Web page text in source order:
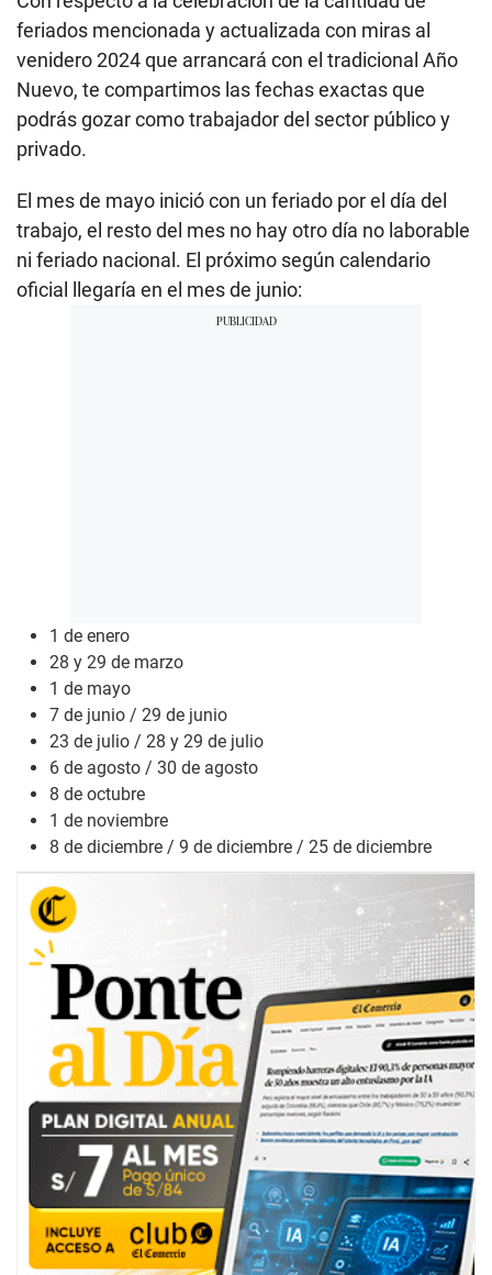
feriados mencionada y actualizada con miras al
venidero 2024 que arrancará con el tradicional Año
Nuevo, te compartimos las fechas exactas que
podrás gozar como trabajador del sector público y
privado.
El mes de mayo inició con un feriado por el día del
trabajo, el resto del mes no hay otro día no laborable
ni feriado nacional. El próximo según calendario
oficial llegaría en el mes de junio:
1 de enero
28 y 29 de marzo
1 de mayo
7 de junio / 29 de junio
23 de julio / 28 y 29 de julio
6 de agosto / 30 de agosto
8 de octubre
1 de noviembre
8 de diciembre / 9 de diciembre / 25 de diciembre